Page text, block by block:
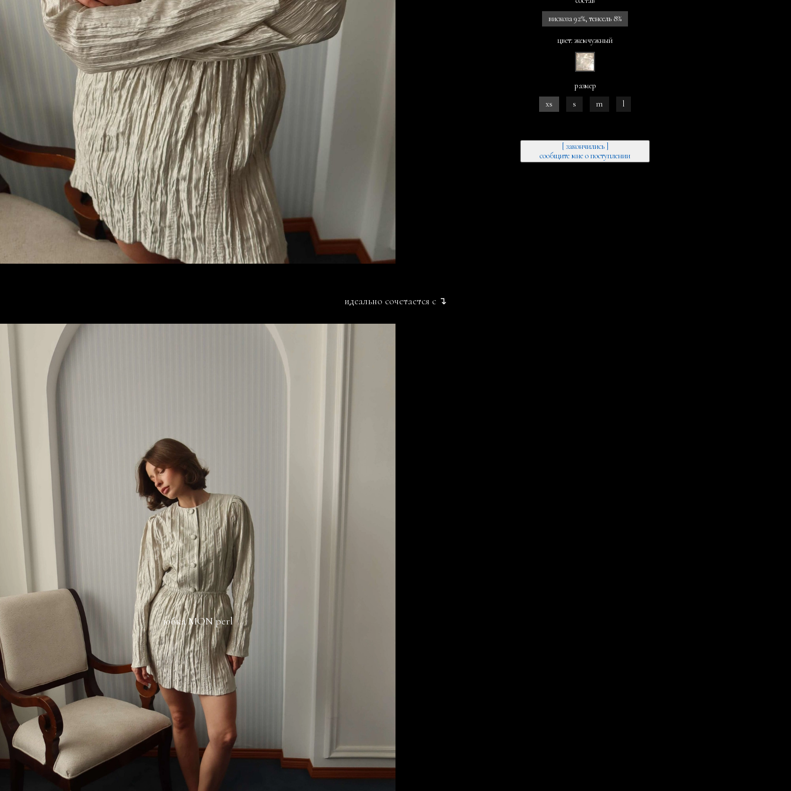
[ закончились ]
сообщите мне о поступлении
вискоза 92%, тенсель 8%
цвет: жемчужный
размер
xs
s m l
идеально сочетается с ↴
юбка MON perl